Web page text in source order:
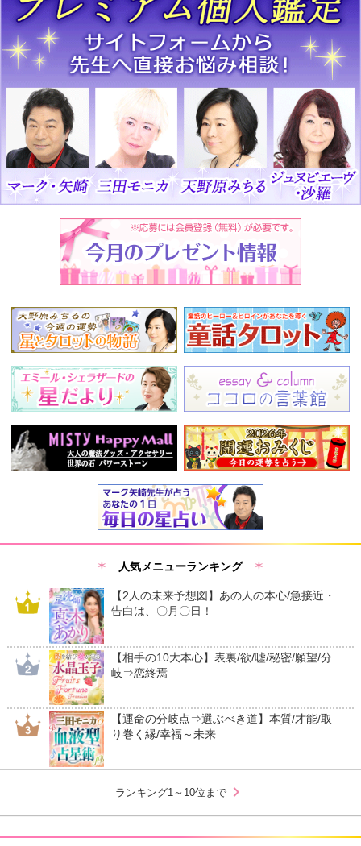
人気メニューランキング
【2人の未来予想図】あの人の本心/急接近・
告白は、〇月〇日！
【相手の10大本心】表裏/欲/嘘/秘密/願望/分
岐⇒恋終焉
【運命の分岐点⇒選ぶべき道】本質/才能/取
り巻く縁/幸福～未来
ランキング1～10位まで chevron_right